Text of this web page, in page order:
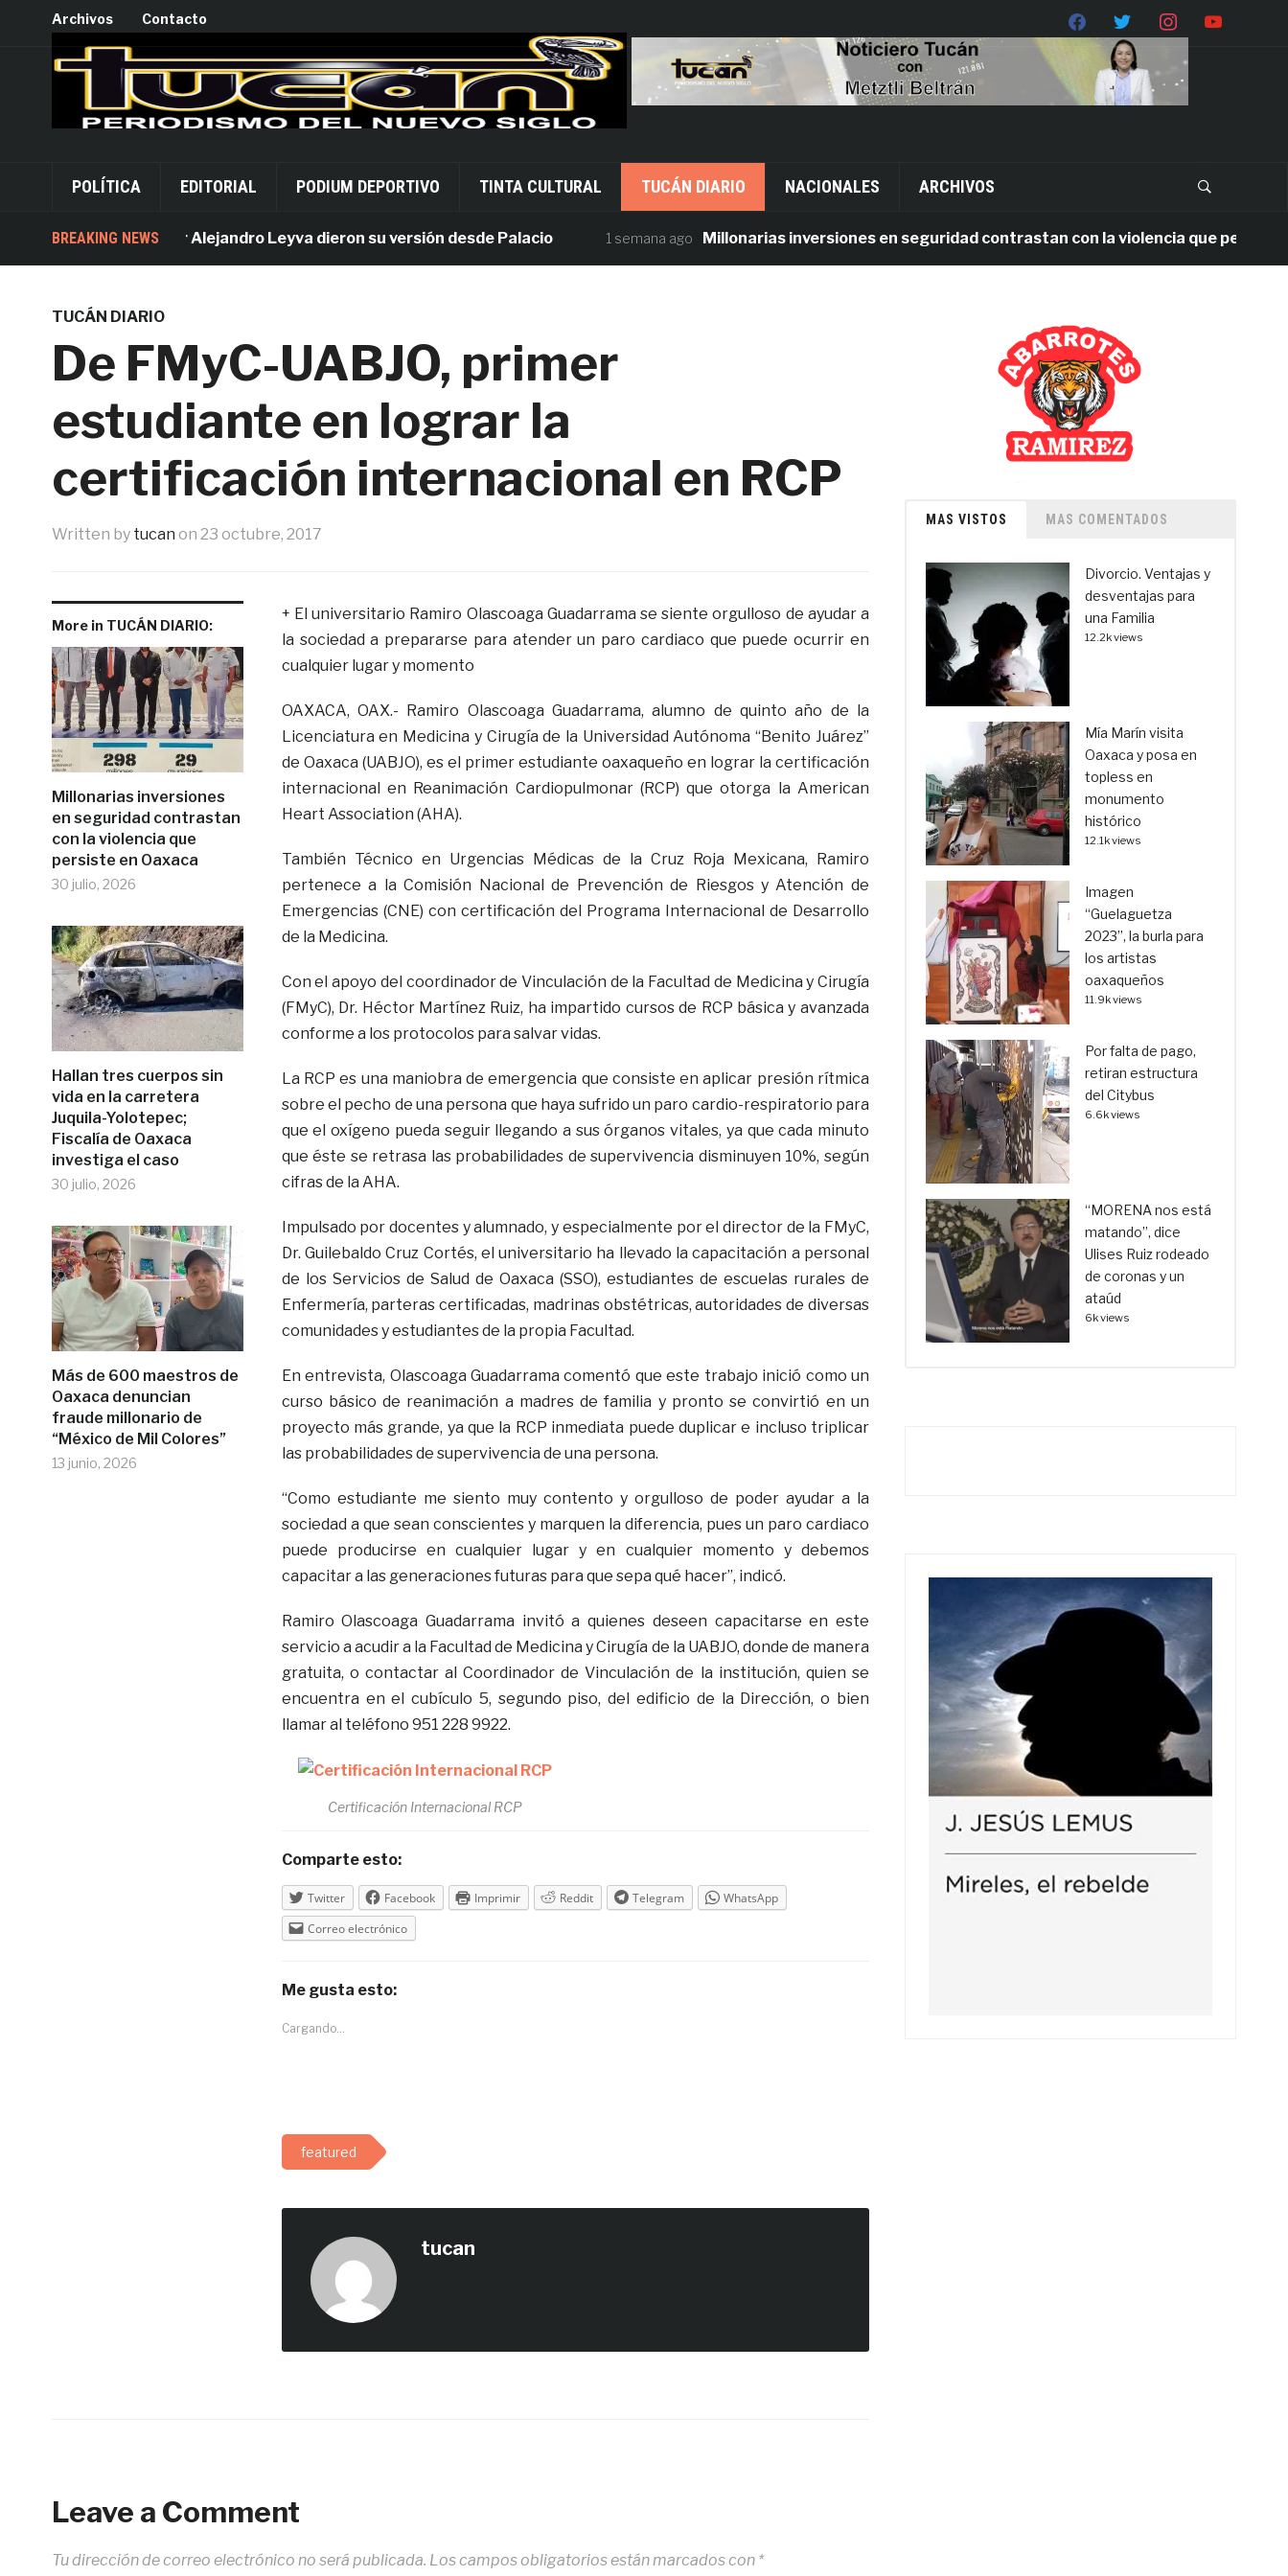
Archivos Contacto
POLÍTICA EDITORIAL PODIUM DEPORTIVO TINTA CULTURAL TUCÁN DIARIO NACIONALES ARCHIVOS
BREAKING NEWS
Acusados por Alejandro Leyva dieron su versión desde Palacio 1 semana ago Millonarias inversiones en seguridad contrastan con la violencia que persiste en
TUCÁN DIARIO
De FMyC-UABJO, primer
estudiante en lograr la
certificación internacional en RCP
Written by tucan on 23 octubre, 2017
More in TUCÁN DIARIO:
Millonarias inversiones
en seguridad contrastan
con la violencia que
persiste en Oaxaca
30 julio, 2026
Hallan tres cuerpos sin
vida en la carretera
Juquila-Yolotepec;
Fiscalía de Oaxaca
investiga el caso
30 julio, 2026
Más de 600 maestros de
Oaxaca denuncian
fraude millonario de
“México de Mil Colores”
13 junio, 2026
+ El universitario Ramiro Olascoaga Guadarrama se siente orgulloso de ayudar a
la sociedad a prepararse para atender un paro cardiaco que puede ocurrir en
cualquier lugar y momento
OAXACA, OAX.- Ramiro Olascoaga Guadarrama, alumno de quinto año de la
Licenciatura en Medicina y Cirugía de la Universidad Autónoma “Benito Juárez”
de Oaxaca (UABJO), es el primer estudiante oaxaqueño en lograr la certificación
internacional en Reanimación Cardiopulmonar (RCP) que otorga la American
Heart Association (AHA).
También Técnico en Urgencias Médicas de la Cruz Roja Mexicana, Ramiro
pertenece a la Comisión Nacional de Prevención de Riesgos y Atención de
Emergencias (CNE) con certificación del Programa Internacional de Desarrollo
de la Medicina.
Con el apoyo del coordinador de Vinculación de la Facultad de Medicina y Cirugía
(FMyC), Dr. Héctor Martínez Ruiz, ha impartido cursos de RCP básica y avanzada
conforme a los protocolos para salvar vidas.
La RCP es una maniobra de emergencia que consiste en aplicar presión rítmica
sobre el pecho de una persona que haya sufrido un paro cardio-respiratorio para
que el oxígeno pueda seguir llegando a sus órganos vitales, ya que cada minuto
que éste se retrasa las probabilidades de supervivencia disminuyen 10%, según
cifras de la AHA.
Impulsado por docentes y alumnado, y especialmente por el director de la FMyC,
Dr. Guilebaldo Cruz Cortés, el universitario ha llevado la capacitación a personal
de los Servicios de Salud de Oaxaca (SSO), estudiantes de escuelas rurales de
Enfermería, parteras certificadas, madrinas obstétricas, autoridades de diversas
comunidades y estudiantes de la propia Facultad.
En entrevista, Olascoaga Guadarrama comentó que este trabajo inició como un
curso básico de reanimación a madres de familia y pronto se convirtió en un
proyecto más grande, ya que la RCP inmediata puede duplicar e incluso triplicar
las probabilidades de supervivencia de una persona.
“Como estudiante me siento muy contento y orgulloso de poder ayudar a la
sociedad a que sean conscientes y marquen la diferencia, pues un paro cardiaco
puede producirse en cualquier lugar y en cualquier momento y debemos
capacitar a las generaciones futuras para que sepa qué hacer”, indicó.
Ramiro Olascoaga Guadarrama invitó a quienes deseen capacitarse en este
servicio a acudir a la Facultad de Medicina y Cirugía de la UABJO, donde de manera
gratuita, o contactar al Coordinador de Vinculación de la institución, quien se
encuentra en el cubículo 5, segundo piso, del edificio de la Dirección, o bien
llamar al teléfono 951 228 9922.
Certificación Internacional RCP
Comparte esto:
Twitter Facebook Imprimir Reddit Telegram
WhatsApp
Correo electrónico
Me gusta esto:
Cargando...
featured
tucan
Leave a Comment
Tu dirección de correo electrónico no será publicada. Los campos obligatorios están marcados con *
MAS VISTOS MAS COMENTADOS
Divorcio. Ventajas y
desventajas para
una Familia
12.2k views
Mía Marín visita
Oaxaca y posa en
topless en
monumento
histórico
12.1k views
Imagen
“Guelaguetza
2023”, la burla para
los artistas
oaxaqueños
11.9k views
Por falta de pago,
retiran estructura
del Citybus
6.6k views
“MORENA nos está
matando”, dice
Ulises Ruiz rodeado
de coronas y un
ataúd
6k views